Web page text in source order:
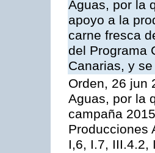
Aguas, por la
apoyo a la
carne fresca
del Programa
Canarias, y
Orden, 26 jun
Aguas, por la
campaña
Producciones
I,6, I.7, III.4.2,